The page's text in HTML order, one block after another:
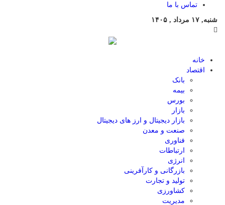
تماس با ما
شنبه, ۱۷ مرداد , ۱۴۰۵
خانه
اقتصاد
بانک
بیمه
بورس
بازار
بازار دیجیتال و ارز های دیجیتال
صنعت و معدن
فناوری
ارتباطات
انرژی
بازرگانی و کارآفرینی
تولید و تجارت
کشاورزی
مدیریت